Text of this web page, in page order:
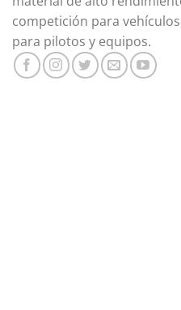
competición para
para pilotos y equipos.